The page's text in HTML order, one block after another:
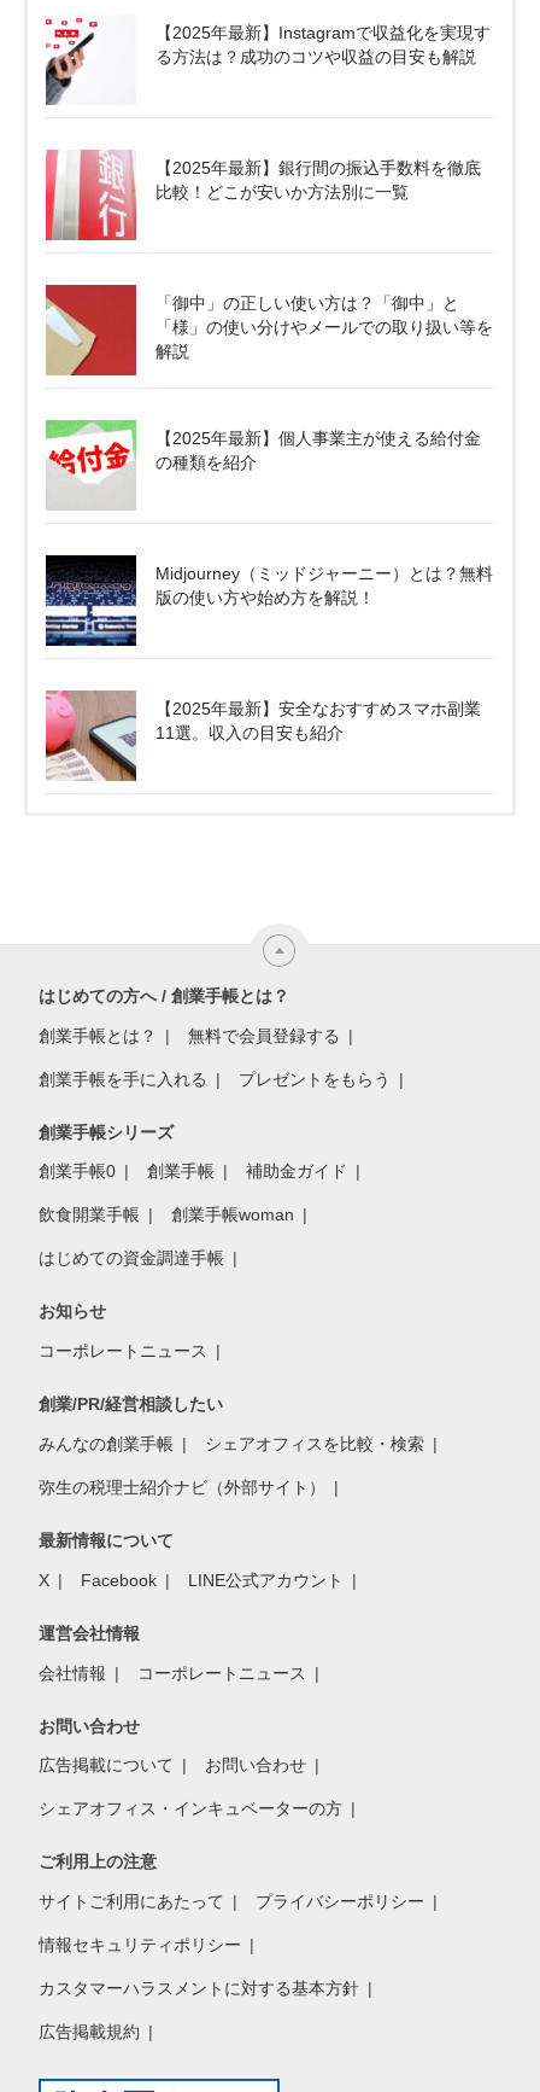
【2025年最新】Instagramで収益化を実現す
る方法は？成功のコツや収益の目安も解説
【2025年最新】銀行間の振込手数料を徹底
比較！どこが安いか方法別に一覧
「御中」の正しい使い方は？「御中」と
「様」の使い分けやメールでの取り扱い等を
解説
【2025年最新】個人事業主が使える給付金
の種類を紹介
Midjourney（ミッドジャーニー）とは？無料
版の使い方や始め方を解説！
【2025年最新】安全なおすすめスマホ副業
11選。収入の目安も紹介
はじめての方へ / 創業手帳とは？
創業手帳とは？ 無料で会員登録する
創業手帳を手に入れる プレゼントをもらう
創業手帳シリーズ
創業手帳0 創業手帳 補助金ガイド
飲食開業手帳 創業手帳woman
はじめての資金調達手帳
お知らせ
コーポレートニュース
創業/PR/経営相談したい
みんなの創業手帳 シェアオフィスを比較・検索
弥生の税理士紹介ナビ（外部サイト）
最新情報について
X Facebook LINE公式アカウント
運営会社情報
会社情報 コーポレートニュース
お問い合わせ
広告掲載について お問い合わせ
シェアオフィス・インキュベーターの方
ご利用上の注意
サイトご利用にあたって プライバシーポリシー
情報セキュリティポリシー
カスタマーハラスメントに対する基本方針
広告掲載規約